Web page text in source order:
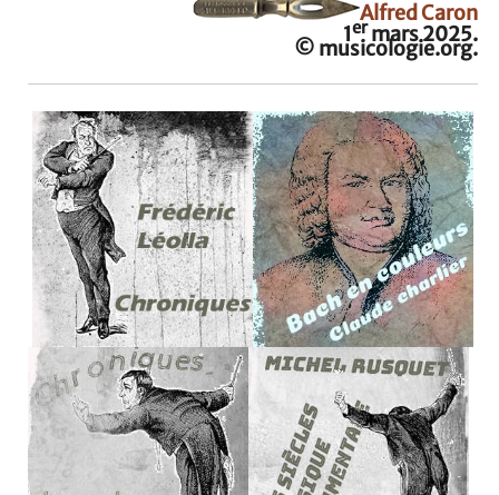
Alfred Caron
1 ermars 2025.
© musicologie.org.